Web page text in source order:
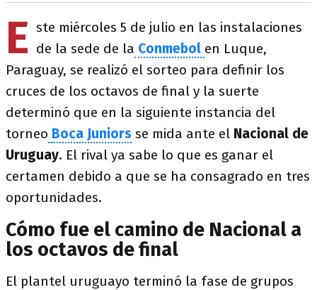
E ste miércoles 5 de julio en las instalaciones
de la sede de la Conmebol en Luque,
Paraguay, se realizó el sorteo para definir los
cruces de los octavos de final y la suerte
determinó que en la siguiente instancia del
torneo Boca Juniors se mida ante el Nacional de
Uruguay. El rival ya sabe lo que es ganar el
certamen debido a que se ha consagrado en tres
oportunidades.
Cómo fue el camino de Nacional a
los octavos de final
El plantel uruguayo terminó la fase de grupos